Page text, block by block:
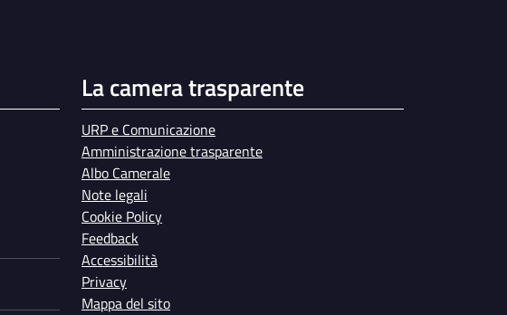
La camera trasparente
URP e Comunicazione
Amministrazione trasparente
Albo Camerale
Note legali
Cookie Policy
Feedback
Accessibilità
Privacy
Mappa del sito